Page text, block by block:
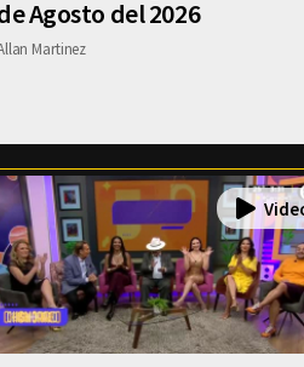
Agosto del 2026
Martinez